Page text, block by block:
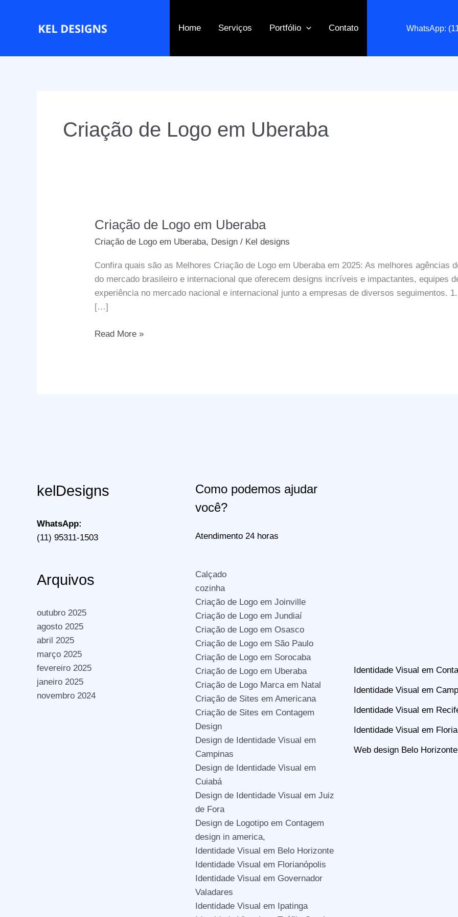
Home Serviços Portfólio Contato WhatsApp:
Criação de Logo em Uberaba
Criação de Logo em Uberaba
Criação de Logo em Uberaba, Design / Kel designs
Confira quais são as Melhores Criação de Logo em Uberaba em 2025: As melhores agências
do mercado brasileiro e internacional que oferecem designs incríveis e impactantes, equipes
experiência no mercado nacional e internacional junto a empresas de diversos seguimentos.
[…]
Criação
Read More »
kelDesigns
WhatsApp:
(11) 95311-1503
Arquivos
outubro 2025
agosto 2025
abril 2025
março 2025
fevereiro 2025
janeiro 2025
novembro 2024
Como podemos ajudar
você?
Atendimento 24 horas
Calçado
cozinha
Criação de Logo em Joinville
Criação de Logo em Jundiaí
Criação de Logo em Osasco
Criação de Logo em São Paulo
Criação de Logo em Sorocaba
Criação de Logo em Uberaba
Criação de Logo Marca em Natal
Criação de Sites em Americana
Criação de Sites em Contagem
Design
Design de Identidade Visual em
Campinas
Design de Identidade Visual em
Cuiabá
Design de Identidade Visual em Juiz
de Fora
Design de Logotipo em Contagem
design in america,
Identidade Visual em Belo Horizonte
Identidade Visual em Florianópolis
Identidade Visual em Governador
Valadares
Identidade Visual em Ipatinga
Identidade Visual em
Identidade Visual em
Identidade Visual em
Identidade Visual em
Web design Belo Horizonte